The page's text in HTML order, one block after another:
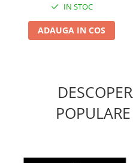
core A
IN STOC
ADAUGA IN COS